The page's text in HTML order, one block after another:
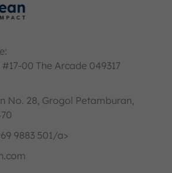
00 The Arcade 049317
No. 28, Grogol Petamburan,
9883 501/a>